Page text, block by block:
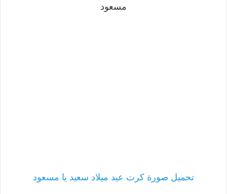
مسعود
تحميل صورة كرت عيد ميلاد سعيد يا مسعود